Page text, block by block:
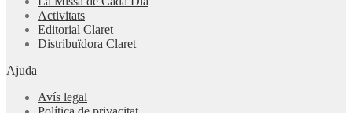
Activitats
Editorial Claret
Distribuïdora Claret
Ajuda
Avís legal